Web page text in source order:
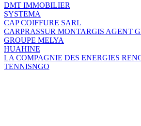
DMT IMMOBILIER
SYSTEMA
CAP COIFFURE SARL
CARPRASSUR MONTARGIS AGENT
GROUPE MELYA
HUAHINE
LA COMPAGNIE DES ENERGIES
TENNISNGO